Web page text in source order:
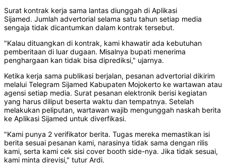
Surat kontrak kerja sama lantas diunggah di Aplikasi
Sijamed. Jumlah advertorial selama satu tahun setiap media
sengaja tidak dicantumkan dalam kontrak tersebut.
"Kalau dituangkan di kontrak, kami khawatir ada kebutuhan
pemberitaan di luar dugaan. Misalnya bupati menerima
penghargaan kan tidak bisa diprediksi," ujarnya.
Ketika kerja sama publikasi berjalan, pesanan advertorial dikirim
melalui Telegram Sijamed Kabupaten Mojokerto ke wartawan atau
agensi setiap media. Surat pesanan elektronik berisi kegiatan
yang harus diliput beserta waktu dan tempatnya. Setelah
melakukan peliputan, wartawan wajib mengunggah naskah berita
ke Aplikasi Sijamed untuk diverfikasi.
"Kami punya 2 verifikator berita. Tugas mereka memastikan isi
berita sesuai pesanan kami, narasinya tidak sama dengan rilis
kami, serta kami cek sisi cover booth side-nya. Jika tidak sesuai,
kami minta direvisi," tutur Ardi.